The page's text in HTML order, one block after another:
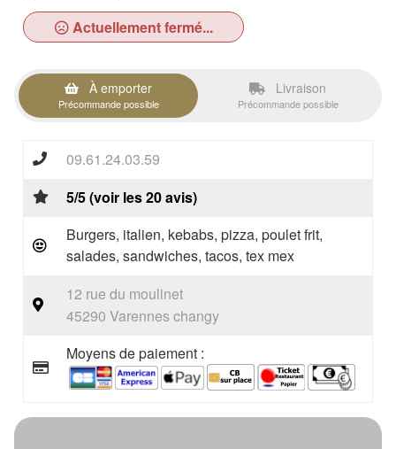
Actuellement fermé...
À emporter
Précommande possible
Livraison
Précommande possible
09.61.24.03.59
5/5 (voir les 20 avis)
Burgers, italien, kebabs, pizza, poulet frit,
salades, sandwiches, tacos, tex mex
12 rue du moulinet
45290 Varennes changy
Moyens de paiement :